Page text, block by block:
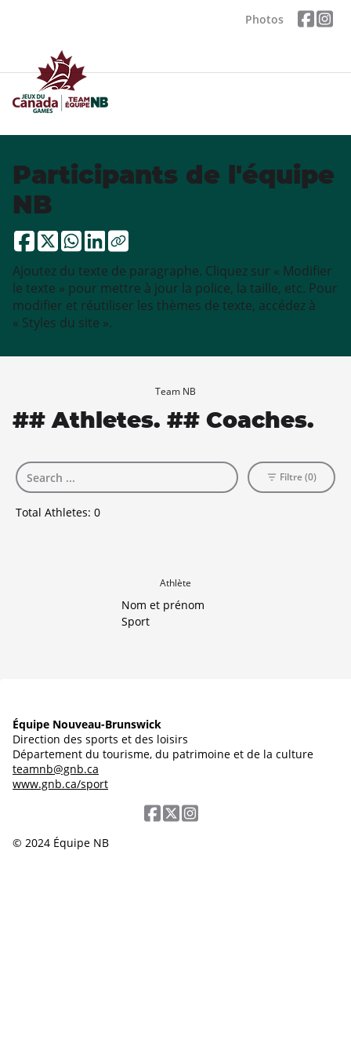
Photos
Participants de l'équipe
NB
Ajoutez du texte de paragraphe. Cliquez sur « Modifier
le texte » pour mettre à jour la police, la taille, etc. Pour
modifier et réutiliser les thèmes de texte, accédez à
« Styles du site ».
Team NB
## Athletes. ## Coaches.
Total Athletes: 0
Filtre (0)
Athlète
Nom et prénom
Sport
Équipe Nouveau-Brunswick
Direction des sports et des loisirs
Département du tourisme, du patrimoine et de la culture
teamnb@gnb.ca
www.gnb.ca/sport
© 2024 Équipe NB